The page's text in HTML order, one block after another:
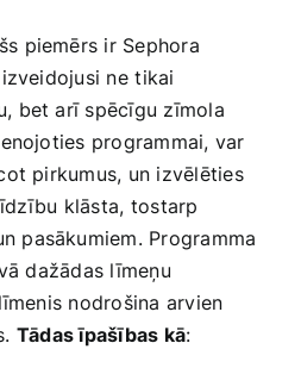
piemērs ir Sephora
ne ⁣tikai
bet arī spēcīgu zīmola
programmai, var
pirkumus, ‌un izvēlēties
⁤klāsta,⁣ tostarp
pasākumiem. Programma
dažādas līmeņu
nodrošina arvien
Tādas īpašības kā: